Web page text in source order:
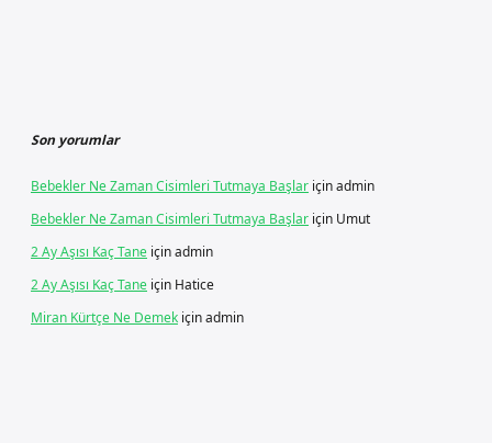
Son yorumlar
Bebekler Ne Zaman Cisimleri Tutmaya Başlar içinadmin
Bebekler Ne Zaman Cisimleri Tutmaya Başlar için Umut
2 Ay Aşısı Kaç Tane içinadmin
2 Ay Aşısı Kaç Tane için Hatice
Miran Kürtçe Ne Demek içinadmin